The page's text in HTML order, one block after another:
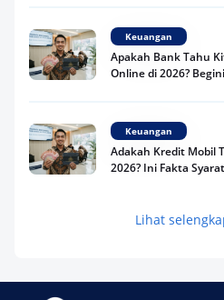
Keuangan
Apakah Bank Tahu
Online di 2026?
Keuangan
Adakah Kredit Mobil
2026? Ini Fakta
Keuangan
Terpercaya
Lihat